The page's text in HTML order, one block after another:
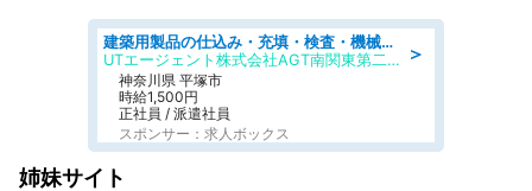
＞
建築用製品の仕込み・充填・検査・機械操作/寮完備/日払い/工場・製造
UTエージェント株式会社AGT南関東第二CU
神奈川県 平塚市
時給1,500円
正社員 / 派遣社員
スポンサー：求人ボックス
姉妹サイト